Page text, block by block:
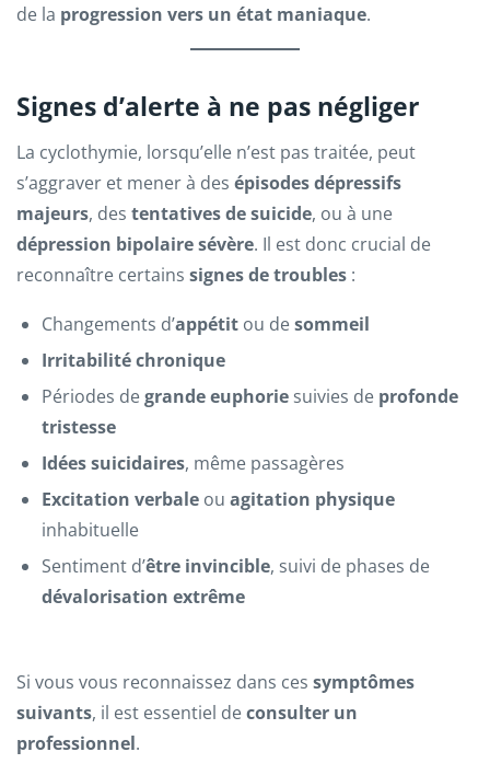
de la progression vers un état maniaque.
Signes d’alerte à ne pas négliger
La cyclothymie, lorsqu’elle n’est pas traitée, peut
s’aggraver et mener à des épisodes dépressifs
majeurs, des tentatives de suicide, ou à une
dépression bipolaire sévère. Il est donc crucial de
reconnaître certains signes de troubles :
Changements d’appétit ou desommeil
Irritabilité chronique
Périodes degrande euphorie suivies de profonde
tristesse
Idées suicidaires, même passagères
Excitation verbale ou agitation physique
inhabituelle
Sentiment d’être invincible, suivi de phases de
dévalorisation extrême
Si vous vous reconnaissez dans ces symptômes
suivants, il est essentiel deconsulter un
professionnel.